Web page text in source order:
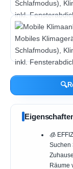
🔍
🧊
Suchen
Räume